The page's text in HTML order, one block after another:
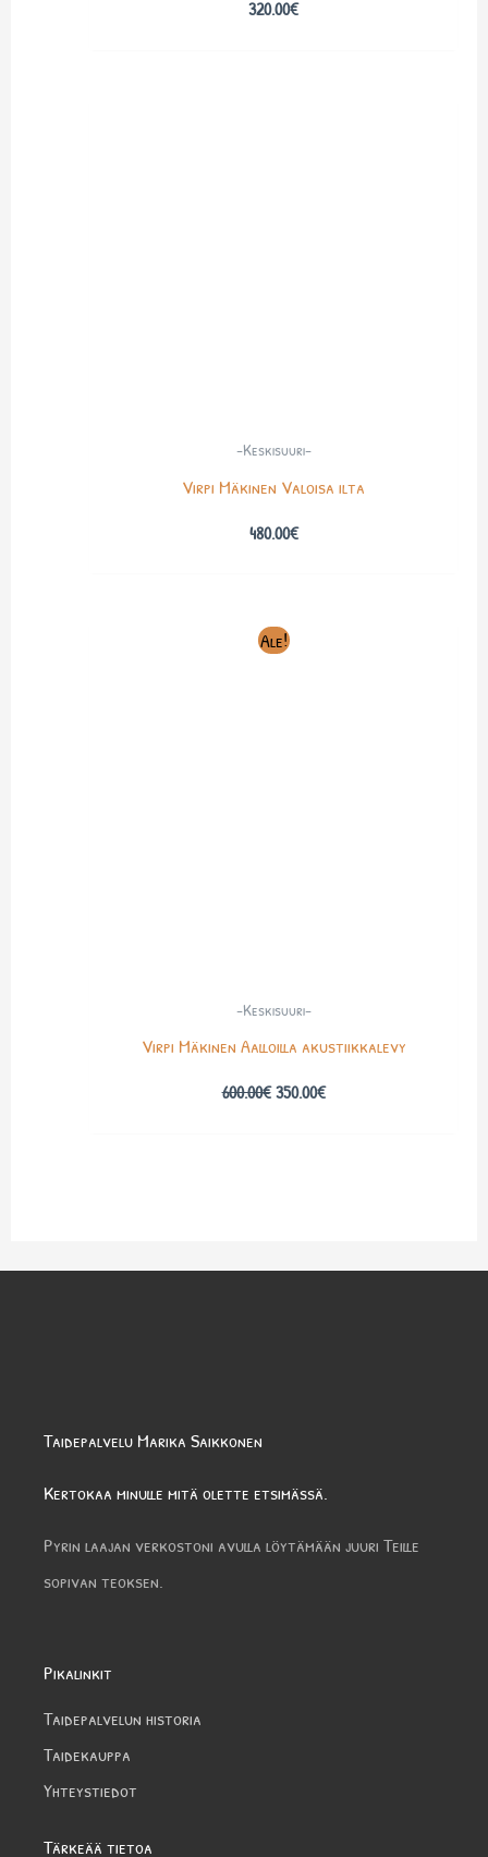
320.00€
-Keskisuuri-
Virpi Mäkinen Valoisa ilta
480.00€
Ale!
-Keskisuuri-
Virpi Mäkinen Aalloilla akustiikkalevy
600.00€
Alkuperäinen
hinta
350.00€
Taidepalvelu Marika Saikkonen
Kertokaa minulle mitä olette etsimässä.
Pyrin laajan verkostoni avulla löytämään juuri Teille
sopivan teoksen.
Pikalinkit
Taidepalvelun historia
Taidekauppa
Yhteystiedot
Tärkeää tietoa